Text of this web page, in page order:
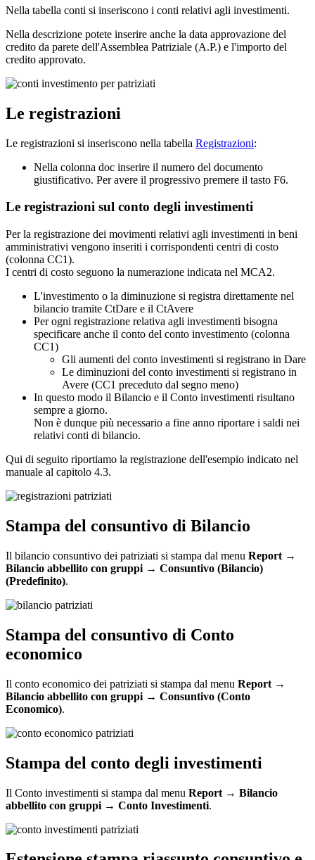
Nella tabella conti si inseriscono i conti relativi agli investimenti.
Nella descrizione potete inserire anche la data approvazione del
credito da parete dell'Assemblea Patriziale (A.P.) e l'importo del
credito approvato.
Le registrazioni
Le registrazioni si inseriscono nella tabella Registrazioni:
Nella colonna doc inserire il numero del documento
giustificativo. Per avere il progressivo premere il tasto F6.
Le registrazioni sul conto degli investimenti
Per la registrazione dei movimenti relativi agli investimenti in beni
amministrativi vengono inseriti i corrispondenti centri di costo
(colonna CC1).
I centri di costo seguono la numerazione indicata nel MCA2.
L'investimento o la diminuzione si registra direttamente nel
bilancio tramite CtDare e il CtAvere
Per ogni registrazione relativa agli investimenti bisogna
specificare anche il conto del conto investimento (colonna
CC1)
Gli aumenti del conto investimenti si registrano in Dare
Le diminuzioni del conto investimenti si registrano in
Avere (CC1 preceduto dal segno meno)
In questo modo il Bilancio e il Conto investimenti risultano
sempre a giorno.
Non è dunque più necessario a fine anno riportare i saldi nei
relativi conti di bilancio.
Qui di seguito riportiamo la registrazione dell'esempio indicato nel
manuale al capitolo 4.3.
Stampa del consuntivo di Bilancio
Il bilancio consuntivo dei patriziati si stampa dal menu Report →
Bilancio abbellito con gruppi → Consuntivo (Bilancio)
(Predefinito).
Stampa del consuntivo di Conto
economico
Il conto economico dei patriziati si stampa dal menu Report →
Bilancio abbellito con gruppi → Consuntivo (Conto
Economico).
Stampa del conto degli investimenti
Il Conto investimenti si stampa dal menu Report → Bilancio
abbellito con gruppi → Conto Investimenti.